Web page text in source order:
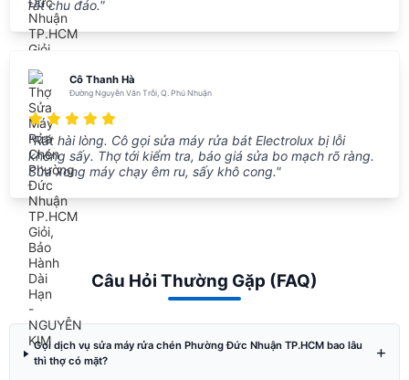
rất chu đáo."
Cô Thanh Hà
Đường Nguyễn Văn Trỗi, Q. Phú Nhuận
"Rất hài lòng. Cô gọi sửa máy rửa bát Electrolux bị lỗi
không sấy. Thợ tới kiểm tra, báo giá sửa bo mạch rõ ràng.
Sửa xong máy chạy êm ru, sấy khô cong."
Câu Hỏi Thường Gặp (FAQ)
Gọi dịch vụ sửa máy rửa chén Phường Đức Nhuận TP.HCM bao lâu
thì thợ có mặt?